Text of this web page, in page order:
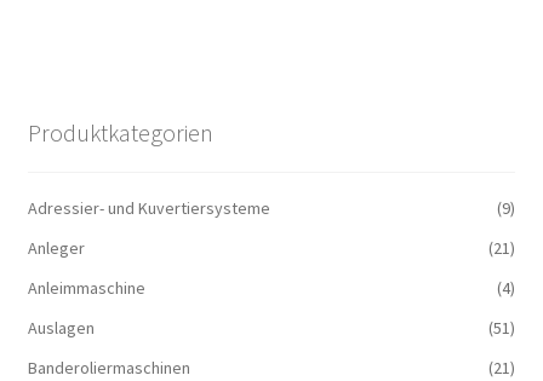
Produktkategorien
Adressier- und Kuvertiersysteme
(9)
Anleger
(21)
Anleimmaschine
(4)
Auslagen
(51)
Banderoliermaschinen
(21)